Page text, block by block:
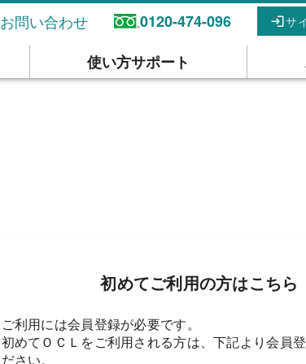
お問い合わせ 0120-474-096 サ
使い方サポート
初めてご利用の方はこちら
ご利用には会員登録が必要です。
初めてＯＣＬをご利用される方は、下記より会員
ださい。